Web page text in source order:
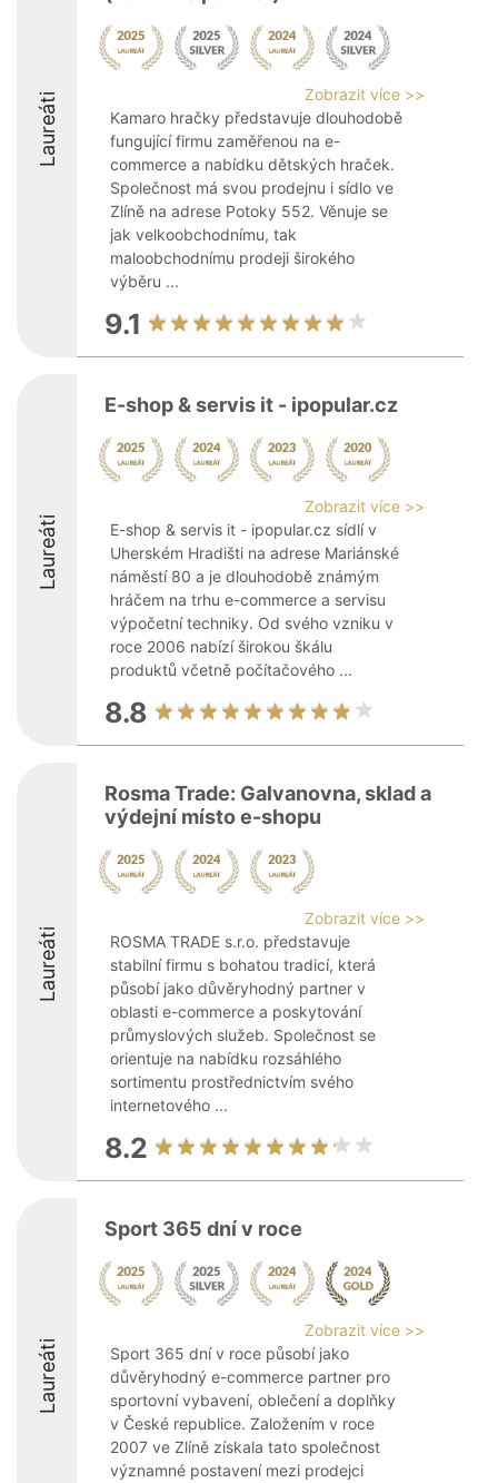
Laureáti
Zobrazit více >>
Kamaro hračky představuje dlouhodobě
fungující firmu zaměřenou na e-
commerce a nabídku dětských hraček.
Společnost má svou prodejnu i sídlo ve
Zlíně na adrese Potoky 552. Věnuje se
jak velkoobchodnímu, tak
maloobchodnímu prodeji širokého
výběru ...
9.1
Laureáti
E-shop & servis it - ipopular.cz
Zobrazit více >>
E-shop & servis it - ipopular.cz sídlí v
Uherském Hradišti na adrese Mariánské
náměstí 80 a je dlouhodobě známým
hráčem na trhu e-commerce a servisu
výpočetní techniky. Od svého vzniku v
roce 2006 nabízí širokou škálu
produktů včetně počítačového ...
8.8
Laureáti
Rosma Trade: Galvanovna, sklad a
výdejní místo e-shopu
Zobrazit více >>
ROSMA TRADE s.r.o. představuje
stabilní firmu s bohatou tradicí, která
působí jako důvěryhodný partner v
oblasti e-commerce a poskytování
průmyslových služeb. Společnost se
orientuje na nabídku rozsáhlého
sortimentu prostřednictvím svého
internetového ...
8.2
Laureáti
Sport 365 dní v roce
Zobrazit více >>
Sport 365 dní v roce působí jako
důvěryhodný e-commerce partner pro
sportovní vybavení, oblečení a doplňky
v České republice. Založením v roce
2007 ve Zlíně získala tato společnost
významné postavení mezi prodejci